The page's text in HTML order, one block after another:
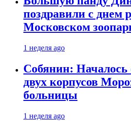
поздравили с днем
Московском
1 неделя ago
Собянин: Началось
двух корпусов
больницы
1 неделя ago